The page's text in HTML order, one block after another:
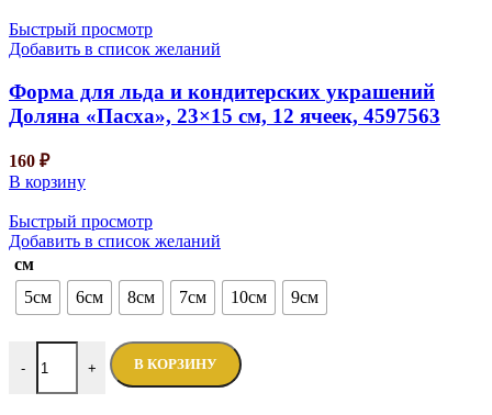
Быстрый просмотр
Добавить в список желаний
Форма для льда и кондитерских украшений
Доляна «Пасха», 23×15 см, 12 ячеек, 4597563
160 ₽
В корзину
Быстрый просмотр
Добавить в список желаний
см
5см
6см 8см 7см 10см 9см
- + В КОРЗИНУ